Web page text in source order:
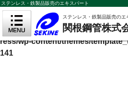
Warning
: Undefined variable
/home/sekinekokank/
ress/wp-content/themes/
141
ステンレス・鉄製品販売のエキスパート
ステンレス・鉄製品販売のエ
関根鋼管株式